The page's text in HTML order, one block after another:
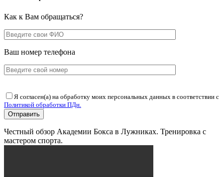
Как к Вам обращаться?
Ваш номер телефона
Я согласен(а) на обработку моих персональных данных в соответствии с
Политикой обработки ПДн.
Честный обзор Академии Бокса в Лужниках. Тренировка с
мастером спорта.